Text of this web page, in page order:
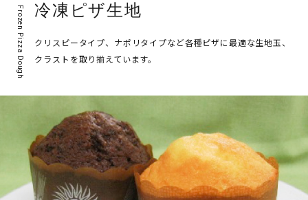
Frozen Pizza Dough 冷凍ピザ生地
クリスピータイプ、ナポリタイプなど各種ピザに最適な生地玉、
クラストを取り揃えています。